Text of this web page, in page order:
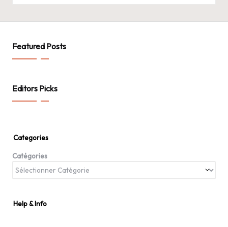
Featured Posts
Editors Picks
Categories
Catégories
Help & Info